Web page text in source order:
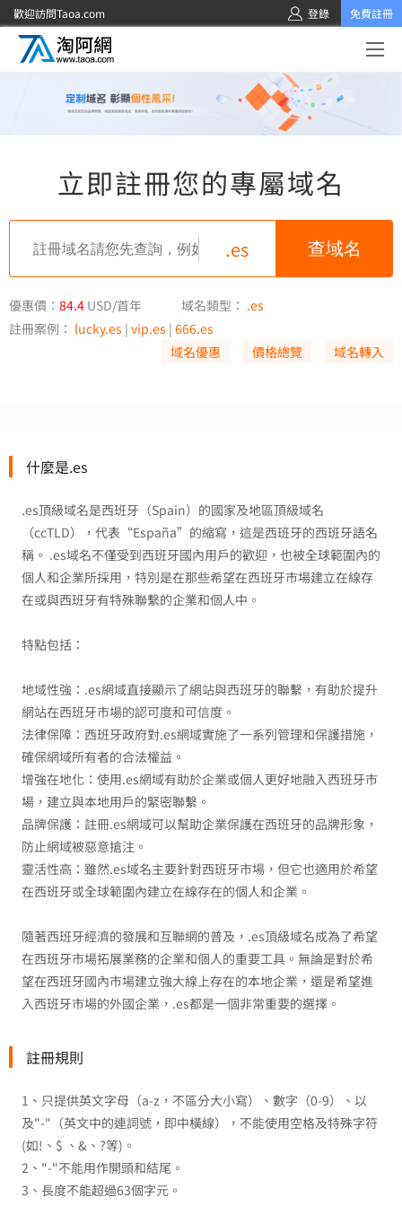
歡迎訪問Taoa.com 登錄 免費註冊
立即註冊您的專屬域名
.es
優惠價： 84.4 USD/首年 域名類型： .es
註冊案例： lucky.es | vip.es | 666.es
域名優惠
價格總覽 域名轉入
什麼是.es
.es頂級域名是西班牙（Spain）的國家及地區頂級域名
（ccTLD），代表“España”的縮寫，這是西班牙的西班牙語名
稱。 .es域名不僅受到西班牙國內用戶的歡迎，也被全球範圍內的
個人和企業所採用，特別是在那些希望在西班牙市場建立在線存
在或與西班牙有特殊聯繫的企業和個人中。
特點包括：
地域性強：.es網域直接顯示了網站與西班牙的聯繫，有助於提升
網站在西班牙市場的認可度和可信度。
法律保障：西班牙政府對.es網域實施了一系列管理和保護措施，
確保網域所有者的合法權益。
增強在地化：使用.es網域有助於企業或個人更好地融入西班牙市
場，建立與本地用戶的緊密聯繫。
品牌保護：註冊.es網域可以幫助企業保護在西班牙的品牌形象，
防止網域被惡意搶注。
靈活性高：雖然.es域名主要針對西班牙市場，但它也適用於希望
在西班牙或全球範圍內建立在線存在的個人和企業。
隨著西班牙經濟的發展和互聯網的普及，.es頂級域名成為了希望
在西班牙市場拓展業務的企業和個人的重要工具。無論是對於希
望在西班牙國內市場建立強大線上存在的本地企業，還是希望進
入西班牙市場的外國企業，.es都是一個非常重要的選擇。
註冊規則
1、只提供英文字母（a-z，不區分大小寫）、數字（0-9）、以
及"-"（英文中的連詞號，即中橫線），不能使用空格及特殊字符
(如!、$ 、&、?等)。
2、"-"不能用作開頭和結尾。
3、長度不能超過63個字元。